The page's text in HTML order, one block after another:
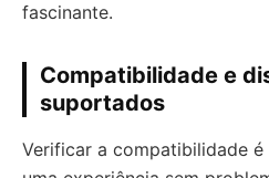
fascinante.
Compatibilidade e
suportados
Verificar a compatibilidade